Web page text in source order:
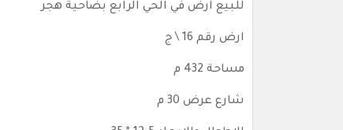
للبيع ارض في الحي الرابع بضاحية هجر
ارض رقم 16 \ ج
مساحة 432 م
شارع عرض 30 م